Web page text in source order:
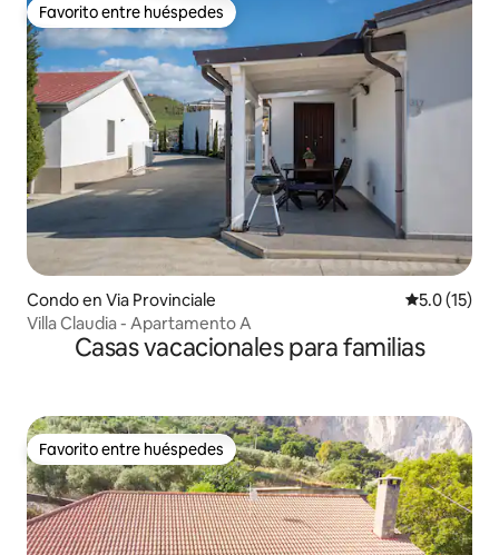
Favorito entre huéspedes
Favorito entre huéspedes
Condo en Via Provinciale Calificación
5.0 (15)
Villa Claudia - Apartamento A
Casas vacacionales para familias
Favorito entre huéspedes
Favorito entre huéspedes